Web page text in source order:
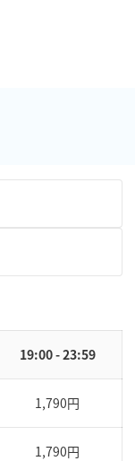
19:00 - 23:59
1,790円
1,790円